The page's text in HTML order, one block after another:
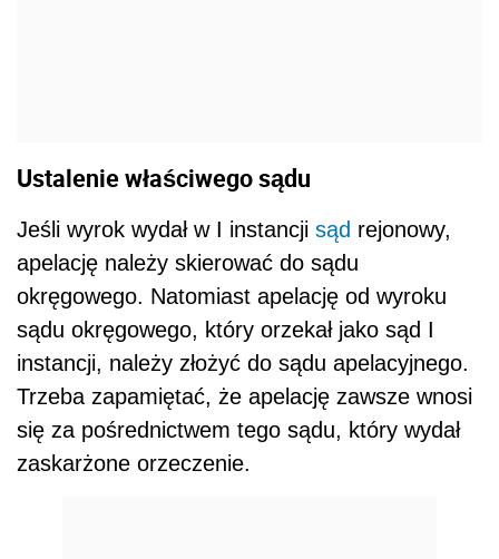
Ustalenie właściwego sądu
Jeśli wyrok wydał w I instancji sąd rejonowy,
apelację należy skierować do sądu
okręgowego. Natomiast apelację od wyroku
sądu okręgowego, który orzekał jako sąd I
instancji, należy złożyć do sądu apelacyjnego.
Trzeba zapamiętać, że apelację zawsze wnosi
się za pośrednictwem tego sądu, który wydał
zaskarżone orzeczenie.